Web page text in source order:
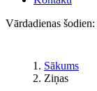
Vārdadienas šodien:
Sākums
Ziņas